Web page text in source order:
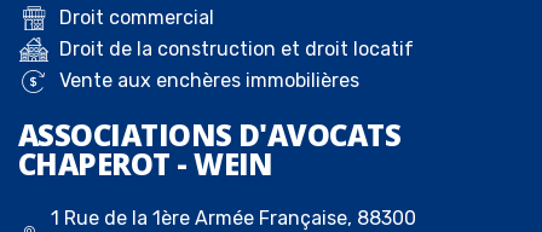
Droit commercial
Droit de la construction et droit locatif
Vente aux enchères immobilières
ASSOCIATIONS D'AVOCATS
CHAPEROT - WEIN
1 Rue de la 1ère Armée Française, 88300